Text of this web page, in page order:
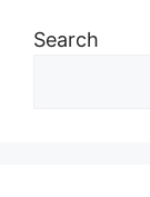
Search